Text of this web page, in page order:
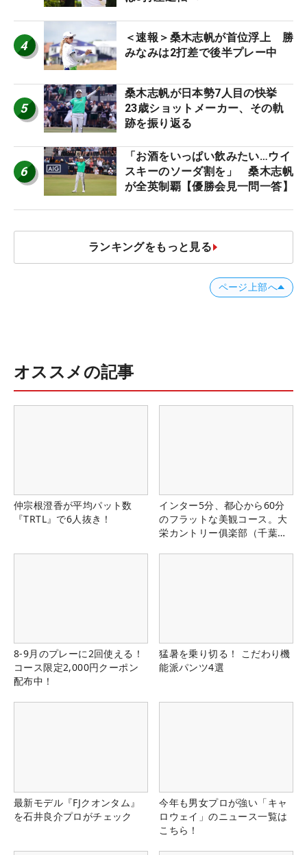
4
＜速報＞桑木志帆が首位浮上 勝
みなみは2打差で後半プレー中
5
桑木志帆が日本勢7人目の快挙
23歳ショットメーカー、その軌
跡を振り返る
6
「お酒をいっぱい飲みたい…ウイ
スキーのソーダ割を」 桑木志帆
が全英制覇【優勝会見一問一答】
ランキングをもっと見る
ページ上部へ
オススメの記事
仲宗根澄香が平均パット数
『TRTL』で6人抜き！
インター5分、都心から60分
のフラットな美観コース。大
栄カントリー俱楽部（千葉
8-9月のプレーに2回使える！
コース限定2,000円クーポン
配布中！
猛暑を乗り切る！ こだわり機
能派パンツ4選
最新モデル『FJクオンタム』
を石井良介プロがチェック
今年も男女プロが強い「キャ
ロウェイ」のニュース一覧は
こちら！